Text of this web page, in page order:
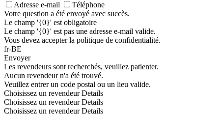
Adresse e-mail
Téléphone
Votre question a été envoyé avec succès.
Le champ '{0}' est obligatoire
Le champ '{0}' est pas une adresse e-mail valide.
Vous devez accepter la politique de confidentialité.
fr-BE
Envoyer
Les revendeurs sont recherchés, veuillez patienter.
Aucun revendeur n'a été trouvé.
Veuillez entrer un code postal ou un lieu valide.
Choisissez un revendeur Details
Choisissez un revendeur Details
Choisissez un revendeur Details